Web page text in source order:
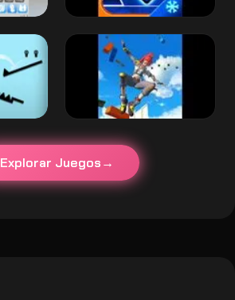
Explorar Juegos